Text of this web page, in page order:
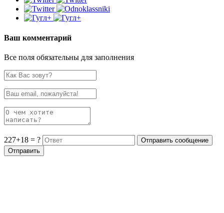
Ваш комментарий
Все поля обязательны для заполнения
227+18 = ?